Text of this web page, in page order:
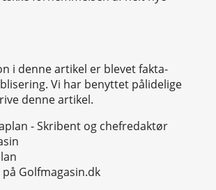
i denne artikel er blevet fakta-
Vi har benyttet pålidelige
denne artikel.
Golfmagasin.dk